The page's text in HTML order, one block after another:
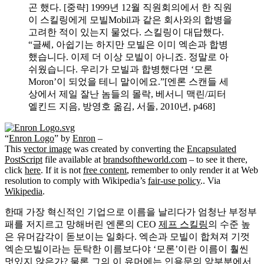
곤 했다. [중략] 1999년 12월 직원회의에서 한 직원
이 스킬링에게 모빌Mobil과 같은 회사와의 합병을
고려한 적이 있는지 물었다. 스킬링이 대답했다.
“글쎄, 아쉽기는 하지만 모빌은 이미 엑손과 합병
했습니다. 이제 더 이상 모빌이 아니죠. 정말로 아
쉬웠습니다. 우리가 모빌과 합병했다면 ‘모론
Moron’이 되었을 테니 말이에요.”[엔론 스캔들 세
상에서 제일 잘난 놈들의 몰락, 베서니 맥린/피터
엘킨드 지음, 방영호 옮김, 서돌, 2010년, p468]
“Enron Logo” by Enron –
This vector image was created by converting the Encapsulated
PostScript file available at brandsoftheworld.com – to see it there,
click here. If it is not free content, remember to only render it at Web
resolution to comply with Wikipedia’s fair-use policy.. Via
Wikipedia.
한때 가장 혁신적인 기업으로 이름을 날리다가 엄청난 부정부
패를 저지르고 망해버린 엔론의 CEO 제프 스킬링의 수준 높
은 유머감각이 돋보이는 일화다. 엑손과 모빌이 합쳐져 기껏
엑손모빌이라는 둔탁한 이름보다야 ‘모론’이란 이름이 훨씬
멋있지 않은가? 물론 그의 이 유머에는 인용문의 앞부분에서